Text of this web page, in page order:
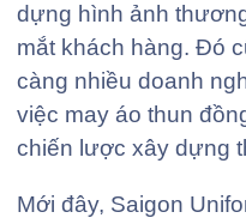
dựng hình ảnh
mắt khách hàng. Đó
càng nhiều doanh
việc may áo thun
chiến lược xây dựng
Mới đây, Saigon